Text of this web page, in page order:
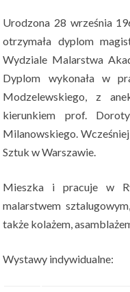
Urodzona 28 września
otrzymała dyplom
Wydziale Malarstwa
Dyplom wykonała w
Modzelewskiego, z
kierunkiem prof.
Milanowskiego.
Sztuk w Warszawie.
Mieszka i pracuje w
malarstwem
także kolażem,
Wystawy indywidualne: